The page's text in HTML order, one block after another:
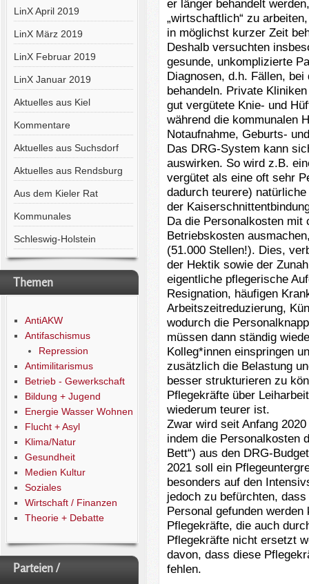
LinX April 2019
LinX März 2019
LinX Februar 2019
LinX Januar 2019
Aktuelles aus Kiel
Kommentare
Aktuelles aus Suchsdorf
Aktuelles aus Rendsburg
Aus dem Kieler Rat
Kommunales
Schleswig-Holstein
Themen
AntiAKW
Antifaschismus
Repression
Antimilitarismus
Betrieb - Gewerkschaft
Bildung + Jugend
Energie Wasser Wohnen
Flucht + Asyl
Klima/Natur
Gesundheit
Medien Kultur
Soziales
Wirtschaft / Finanzen
Theorie + Debatte
Parteien /
er länger behandelt
„wirtschaftlich“ zu
in möglichst kurzer Zeit
Deshalb versuchten
gesunde, unkomplizierte
Diagnosen, d.h. Fällen,
behandeln. Private
gut vergütete Knie- und
während die kommunalen
Notaufnahme, Geburts-
Das DRG-System kann
auswirken. So wird z.B.
vergütet als eine oft sehr
dadurch teurere)
der
Da die Personalkosten mit
Betriebskosten
(51.000 Stellen!). Dies,
der Hektik sowie der
eigentliche pflegerische
Resignation, häufigen
Arbeitszeitreduzierung,
wodurch die
müssen dann ständig
Kolleg*innen einspringen
zusätzlich die Belastung
besser strukturieren zu
Pflegekräfte über
wiederum teurer ist.
Zwar wird seit Anfang
indem die Personalkosten
Bett“) aus den DRG-
2021 soll ein
besonders auf den
jedoch zu befürchten,
Personal gefunden
Pflegekräfte, die auch
Pflegekräfte nicht ersetzt
davon, dass diese
fehlen.